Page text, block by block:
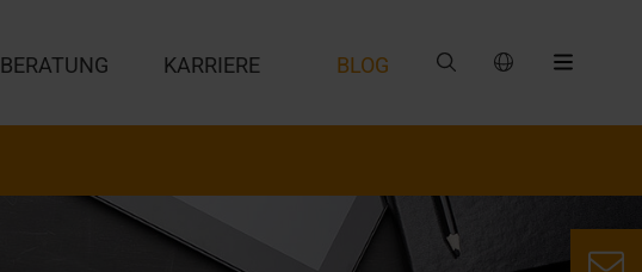
BERATUNG KARRIERE BLOG